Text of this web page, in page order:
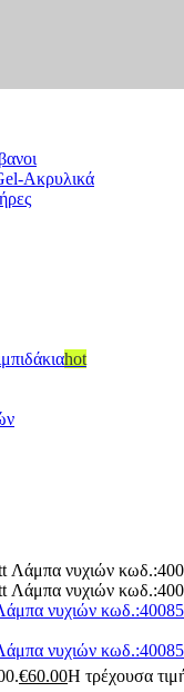
Ακρυλικά
hot
νυχιών
νυχιών
€60.00Η τρέχουσα